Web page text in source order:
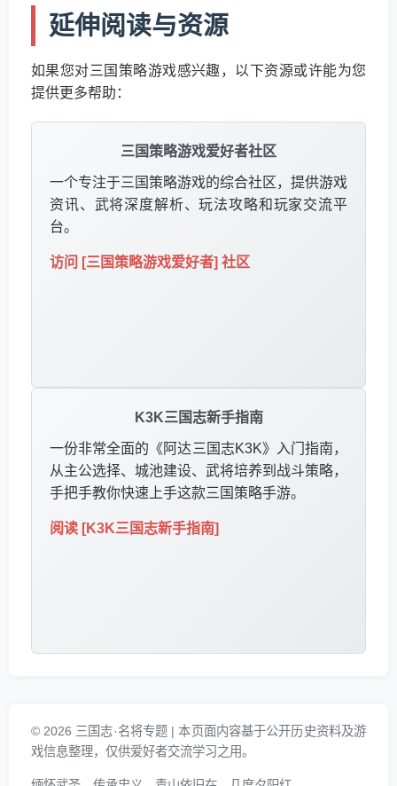
延伸阅读与资源
如果您对三国策略游戏感兴趣，以下资源或许能为您
提供更多帮助：
三国策略游戏爱好者社区
一个专注于三国策略游戏的综合社区，提供游戏
资讯、武将深度解析、玩法攻略和玩家交流平
台。
访问 [三国策略游戏爱好者] 社区
K3K三国志新手指南
一份非常全面的《阿达三国志K3K》入门指南，
从主公选择、城池建设、武将培养到战斗策略，
手把手教你快速上手这款三国策略手游。
阅读 [K3K三国志新手指南]
© 2026 三国志·名将专题 | 本页面内容基于公开历史资料及游
戏信息整理，仅供爱好者交流学习之用。